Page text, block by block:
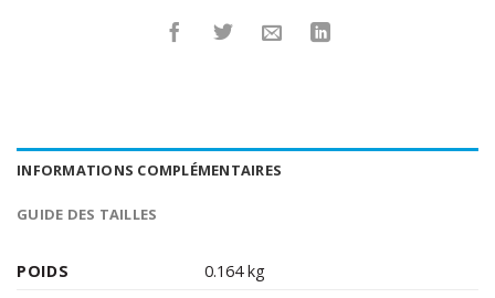
INFORMATIONS COMPLÉMENTAIRES
GUIDE DES TAILLES
POIDS
0.164 kg